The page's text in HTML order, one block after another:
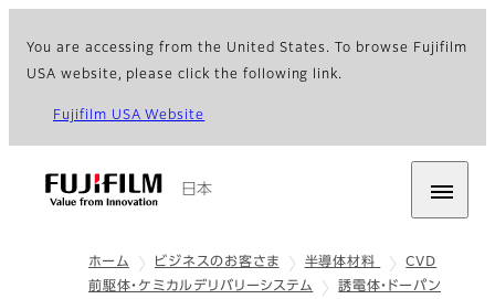
You are accessing from the United States. To browse Fujifilm
USA website, please click the following link.
Fujifilm USA Website
日本
ホーム ビジネスのお客さま 半導体材料
CVD
前駆体・ケミカルデリバリーシステム
誘電体・ドーパン